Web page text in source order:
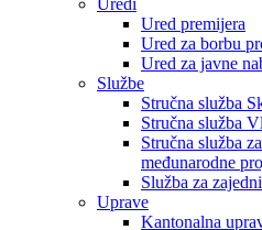
Uredi
Ured premijera
Ured za borbu
Ured za javne
Službe
Stručna služba
Stručna služba
Stručna služba
međunarodne
Služba za
Uprave
Kantonalna